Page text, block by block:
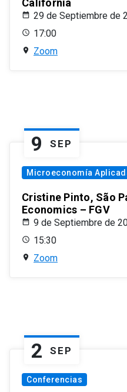
California
29 de Septiembre de
17:00
Zoom
9 SEP
Microeconomía
Cristine Pinto, São
Economics – FGV
9 de Septiembre de
15:30
Zoom
2 SEP
Conferencias